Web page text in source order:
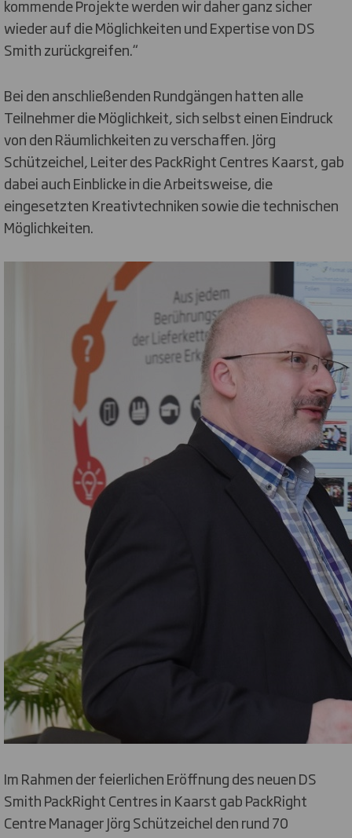
kommende Projekte werden wir daher ganz sicher
wieder auf die Möglichkeiten und Expertise von DS
Smith zurückgreifen.“
Bei den anschließenden Rundgängen hatten alle
Teilnehmer die Möglichkeit, sich selbst einen Eindruck
von den Räumlichkeiten zu verschaffen. Jörg
Schützeichel, Leiter des PackRight Centres Kaarst, gab
dabei auch Einblicke in die Arbeitsweise, die
eingesetzten Kreativtechniken sowie die technischen
Möglichkeiten.
Im Rahmen der feierlichen Eröffnung des neuen DS
Smith PackRight Centres in Kaarst gab PackRight
Centre Manager Jörg Schützeichel den rund 70